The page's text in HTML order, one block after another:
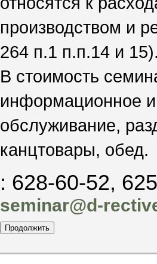
относятся к
производством и
264 п.1 п.п.14 и
В стоимость
информационное
обслуживание,
канцтовары, обед.
: 628-60-52,
seminar@d-